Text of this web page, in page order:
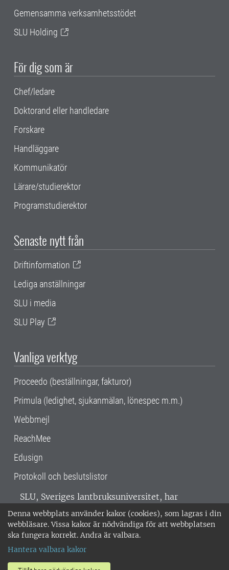
Denna webbplats använder kakor (cookies), som lagras i din
webbläsare. Vissa kakor är nödvändiga för att webbplatsen
ska fungera korrekt. Andra är valbara.
Hantera valbara kakor
Gemensamma verksamhetsstödet
SLU Holding
För dig som är
Chef/ledare
Doktorand eller handledare
Forskare
Handläggare
Kommunikatör
Lärare/studierektor
Programstudierektor
Senaste nytt från
Driftinformation
Lediga anställningar
SLU i media
SLU Play
Vanliga verktyg
Proceedo (beställningar, fakturor)
Primula (ledighet, sjukanmälan, lönespec m.m.)
Webbmejl
ReachMee
Edusign
Protokoll och beslutslistor
SLU, Sveriges lantbruksuniversitet, har
verksamhet över hela Sverige. Huvudorter är
Alnarp, Uppsala och Umeå.SLU är
miljöcertifierat enligt ISO 14001. •
018-67 10 00 • Org nr: 202100-2817 •